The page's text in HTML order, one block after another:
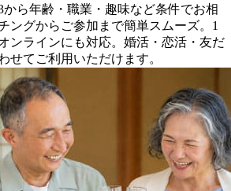
から年齢・職業・趣味など条件でお相
ングからご参加まで簡単スムーズ。1
ンラインにも対応。婚活・恋活・友だ
せてご利用いただけます。